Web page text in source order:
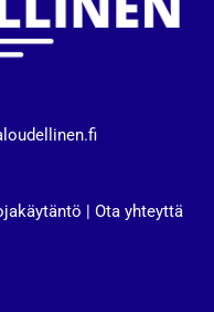
| Ota yhteyttä